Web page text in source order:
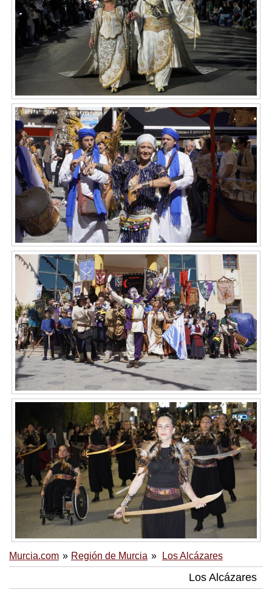
Murcia.com Región de Murcia Los Alcázares
Los Alcázares